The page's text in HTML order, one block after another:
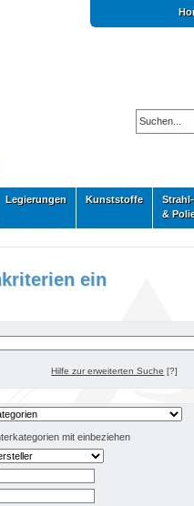
Legierungen Kunststoffe
Strahl-
&
ein
Hilfe zur erweiterten Suche [?]
mit einbeziehen